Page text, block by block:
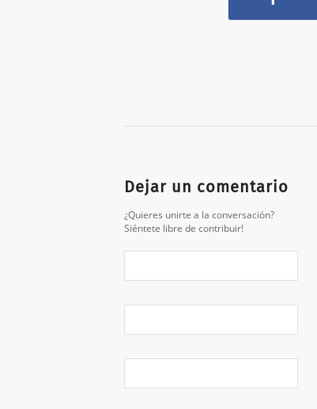
Dejar un comentario
¿Quieres unirte a la conversación?
Siéntete libre de contribuir!